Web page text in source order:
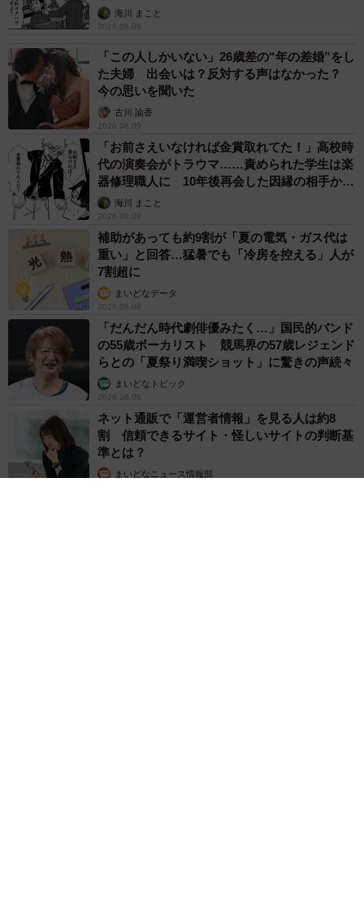
海川 まこと
2026.08.09
「この人しかいない」26歳差の“年の差婚”をし
た夫婦 出会いは？反対する声はなかった？
今の思いを聞いた
古川 諭香
2026.08.09
「お前さえいなければ金賞取れてた！」高校時
代の演奏会がトラウマ……責められた学生は楽
器修理職人に 10年後再会した因縁の相手から
思わぬ申し出【漫画】
海川 まこと
2026.08.09
補助があっても約9割が「夏の電気・ガス代は
重い」と回答…猛暑でも「冷房を控える」人が
7割超に
まいどなデータ
2026.08.08
「だんだん時代劇俳優みたく…」国民的バンド
の55歳ボーカリスト 競馬界の57歳レジェンド
らとの「夏祭り満喫ショット」に驚きの声続々
まいどなトピック
2026.08.08
ネット通販で「運営者情報」を見る人は約8
割 信頼できるサイト・怪しいサイトの判断基
準とは？
まいどなニュース情報部